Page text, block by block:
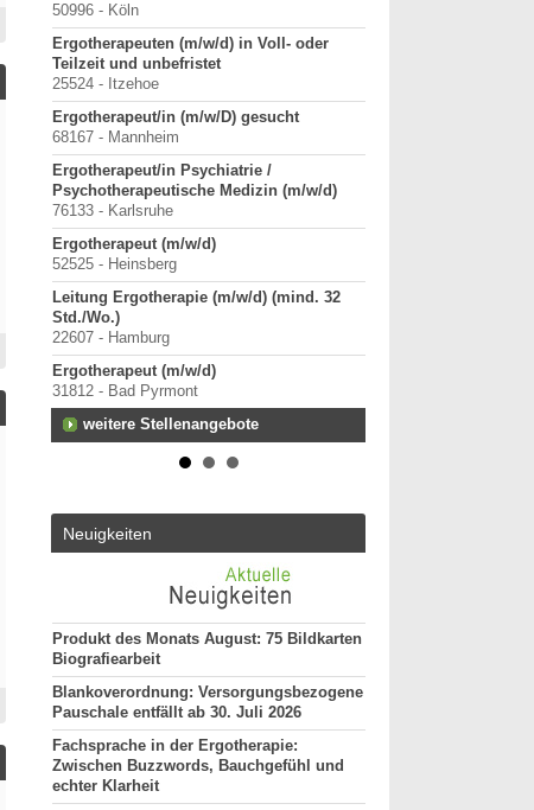
50996 - Köln
Ergotherapeuten (m/w/d) in Voll- oder
Teilzeit und unbefristet
25524 - Itzehoe
Ergotherapeut/in (m/w/D) gesucht
68167 - Mannheim
Ergotherapeut/in Psychiatrie /
Psychotherapeutische Medizin (m/w/d)
76133 - Karlsruhe
Ergotherapeut (m/w/d)
52525 - Heinsberg
Leitung Ergotherapie (m/w/d) (mind. 32
Std./Wo.)
22607 - Hamburg
Ergotherapeut (m/w/d)
31812 - Bad Pyrmont
weitere Stellenangebote
Neuigkeiten
Produkt des Monats August: 75 Bildkarten
Biografiearbeit
Blankoverordnung: Versorgungsbezogene
Pauschale entfällt ab 30. Juli 2026
Fachsprache in der Ergotherapie:
Zwischen Buzzwords, Bauchgefühl und
echter Klarheit